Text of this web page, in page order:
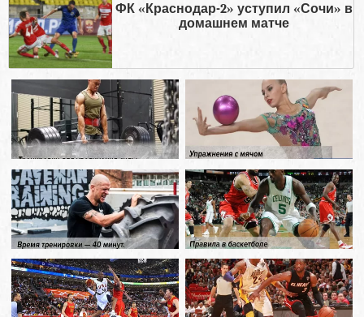
ФК «Краснодар-2» уступил «Сочи» в
домашнем матче